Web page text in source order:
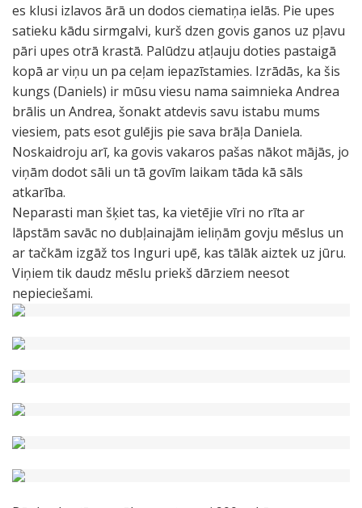
es klusi izlavos ārā un dodos ciematiņa ielās. Pie upes
satieku kādu sirmgalvi, kurš dzen govis ganos uz pļavu
pāri upes otrā krastā. Palūdzu atļauju doties pastaigā
kopā ar viņu un pa ceļam iepazīstamies. Izrādās, ka šis
kungs (Daniels) ir mūsu viesu nama saimnieka Andrea
brālis un Andrea, šonakt atdevis savu istabu mums
viesiem, pats esot gulējis pie sava brāļa Daniela.
Noskaidroju arī, ka govis vakaros pašas nākot mājās, jo
viņām dodot sāli un tā govīm laikam tāda kā sāls
atkarība.
Neparasti man šķiet tas, ka vietējie vīri no rīta ar
lāpstām savāc no dubļainajām ieliņām govju mēslus un
ar tačkām izgāž tos Inguri upē, kas tālāk aiztek uz jūru.
Viņiem tik daudz mēslu priekš dārziem neesot
nepieciešami.